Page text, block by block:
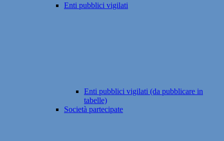
Enti pubblici vigilati
Enti pubblici vigilati (da pubblicare in
tabelle)
Società partecipate